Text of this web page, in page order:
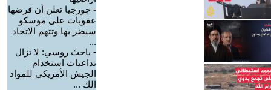
- جورجيا تعلن أن فرضها
عقوبات على موسكو
سيضر بها وتتهم الاتحاد
...
- باحث روسي: لا تزال
تداعيات استخدام
الجيش الأمريكي للمواد
الك ...